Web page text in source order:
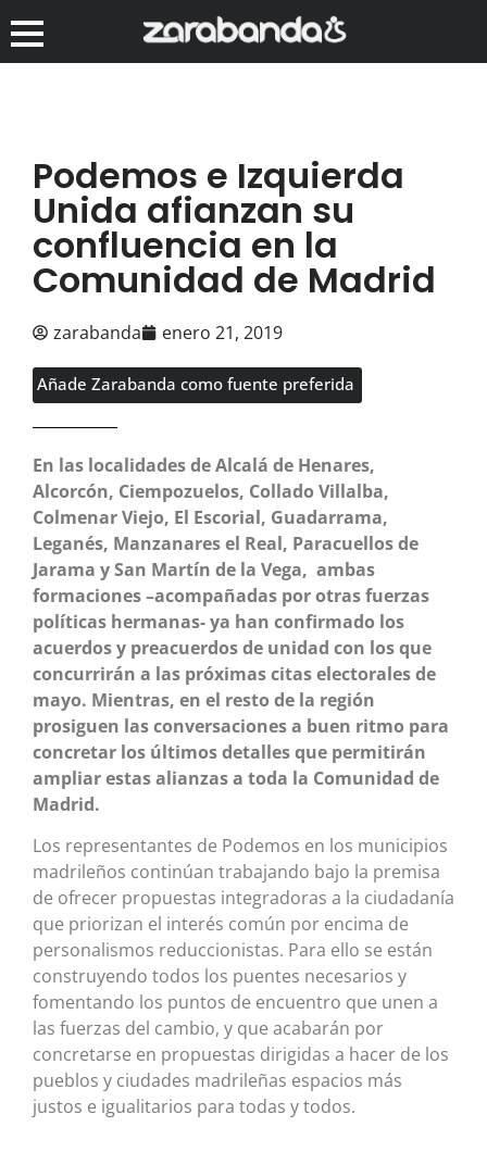
Podemos e Izquierda
Unida afianzan su
confluencia en la
Comunidad de Madrid
zarabanda enero 21, 2019
Añade Zarabanda como fuente preferida
En las localidades de Alcalá de Henares,
Alcorcón, Ciempozuelos, Collado Villalba,
Colmenar Viejo, El Escorial, Guadarrama,
Leganés, Manzanares el Real, Paracuellos de
Jarama y San Martín de la Vega, ambas
formaciones –acompañadas por otras fuerzas
políticas hermanas- ya han confirmado los
acuerdos y preacuerdos de unidad con los que
concurrirán a las próximas citas electorales de
mayo. Mientras, en el resto de la región
prosiguen las conversaciones a buen ritmo para
concretar los últimos detalles que permitirán
ampliar estas alianzas a toda la Comunidad de
Madrid.
Los representantes de Podemos en los municipios
madrileños continúan trabajando bajo la premisa
de ofrecer propuestas integradoras a la ciudadanía
que priorizan el interés común por encima de
personalismos reduccionistas. Para ello se están
construyendo todos los puentes necesarios y
fomentando los puntos de encuentro que unen a
las fuerzas del cambio, y que acabarán por
concretarse en propuestas dirigidas a hacer de los
pueblos y ciudades madrileñas espacios más
justos e igualitarios para todas y todos.